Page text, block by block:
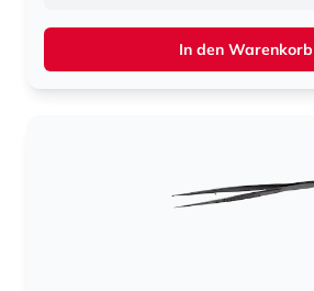
In den Warenkorb